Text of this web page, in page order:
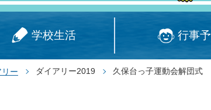
学校生活 行事
ー ダイアリー2019 久保台っ子運動会解団式